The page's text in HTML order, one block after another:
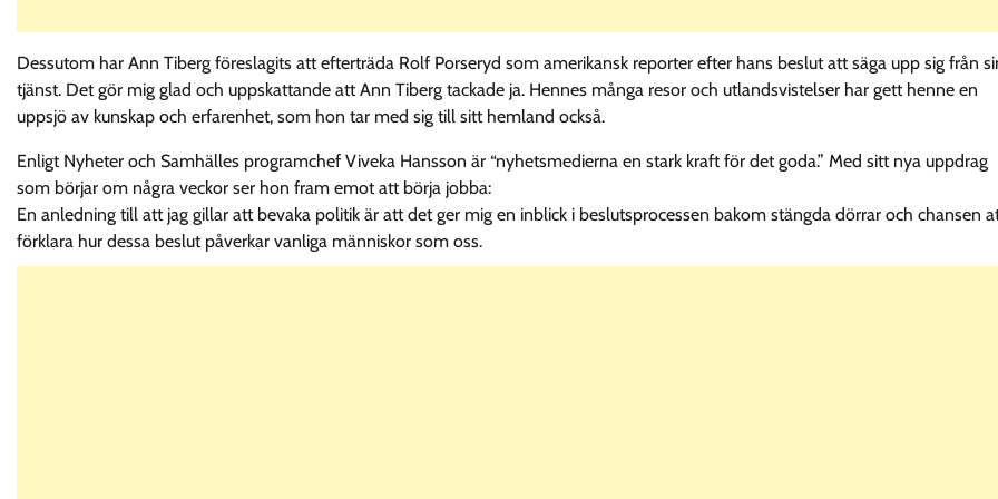
Dessutom har Ann Tiberg föreslagits att efterträda Rolf Porseryd som amerikansk reporter efter hans beslut att säga upp sig från
tjänst. Det gör mig glad och uppskattande att Ann Tiberg tackade ja. Hennes många resor och utlandsvistelser har gett henne en
uppsjö av kunskap och erfarenhet, som hon tar med sig till sitt hemland också.
Enligt Nyheter och Samhälles programchef Viveka Hansson är “nyhetsmedierna en stark kraft för det goda.” Med sitt nya uppdrag
som börjar om några veckor ser hon fram emot att börja jobba:
En anledning till att jag gillar att bevaka politik är att det ger mig en inblick i beslutsprocessen bakom stängda dörrar och chansen
förklara hur dessa beslut påverkar vanliga människor som oss.